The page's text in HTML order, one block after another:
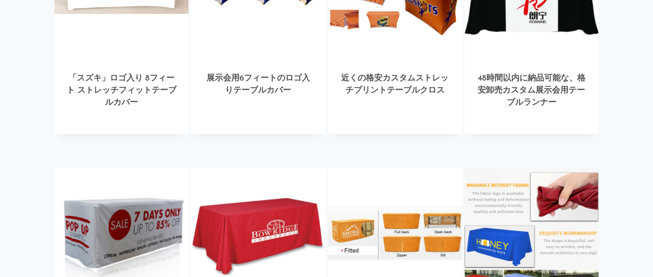
「スズキ」ロゴ入り 8フィー
ト ストレッチフィットテーブ
ルカバー
展示会用6フィートのロゴ入
りテーブルカバー
近くの格安カスタムストレッ
チプリントテーブルクロス
48時間以内に納品可能な、格
安卸売カスタム展示会用テー
ブルランナー